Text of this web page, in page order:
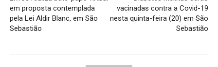
em proposta contemplada
pela Lei Aldir Blanc, em São
Sebastião
vacinadas contra a Covid-19
nesta quinta-feira (20) em São
Sebastião